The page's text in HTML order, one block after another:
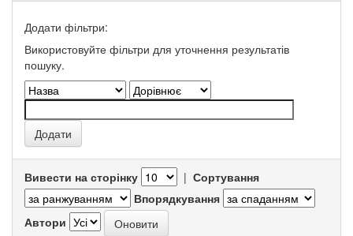
Додати фільтри:
Використовуйте фільтри для уточнення результатів
пошуку.
Вивести на сторінку | Сортування
Впорядкування
Автори